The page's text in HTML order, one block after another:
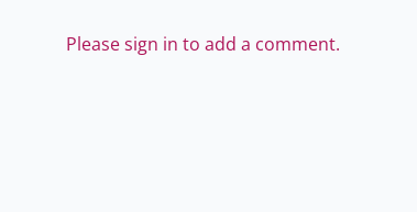
Please sign in to add a comment.